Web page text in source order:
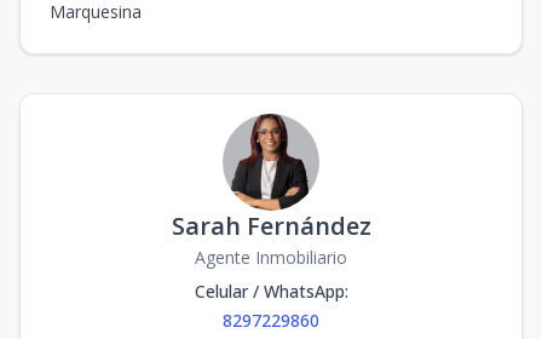
Marquesina
Sarah Fernández
Agente Inmobiliario
Celular / WhatsApp:
8297229860